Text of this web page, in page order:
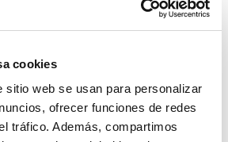
cookies
sitio web se usan para personalizar
ofrecer funciones de redes
tráfico. Además, compartimos
permite actuar a tiempo y
diabetes depende del tipo de
estas diferencias es clave para
riesgos.